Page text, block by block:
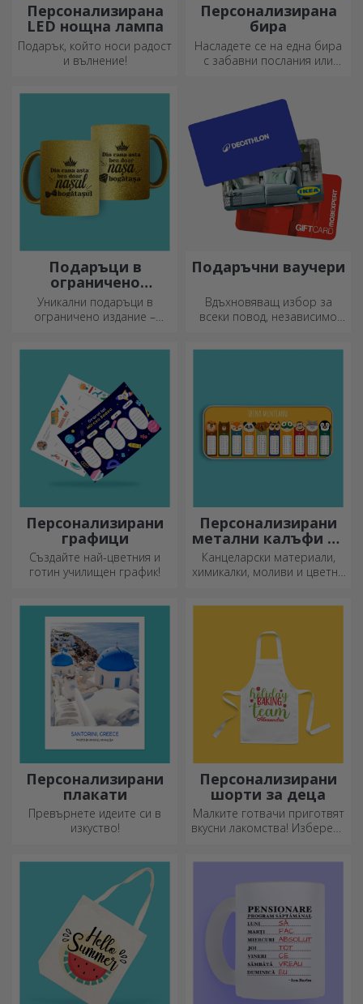
Персонализирана
LED нощна лампа
Подарък, който носи радост
и вълнение!
Персонализирана
бира
Насладете се на една бира
с забавни послания или
Подаръци в
ограничено
издание
Уникални подаръци в
ограничено издание –
Подаръчни ваучери
Вдъхновяващ избор за
всеки повод, независимо
Персонализирани
графици
Създайте най-цветния и
готин училищен график!
Персонализирани
метални калъфи за
моливи
Канцеларски материали,
химикалки, моливи и цветни
за моливи на StarGift!
Персонализирани
плакати
Превърнете идеите си в
изкуство!
Персонализирани
шорти за деца
Малките готвачи приготвят
вкусни лакомства! Изберете